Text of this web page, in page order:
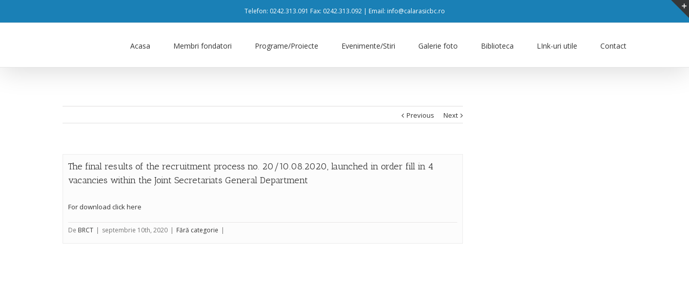
Telefon: 0242.313.091 Fax: 0242.313.092 | Email: info@calarasicbc.ro
Acasa Membri fondatori Programe/Proiecte Evenimente/Stiri Galerie foto Biblioteca LInk-uri utile Contact
Previous Next
The final results of the recruitment process no. 20/10.08.2020, launched in order fill in 4
vacancies within the Joint Secretariats General Department
For download click here
De BRCT | septembrie 10th, 2020 | Fără categorie |